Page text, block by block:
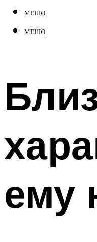
МЕНЮ
МЕНЮ
ему